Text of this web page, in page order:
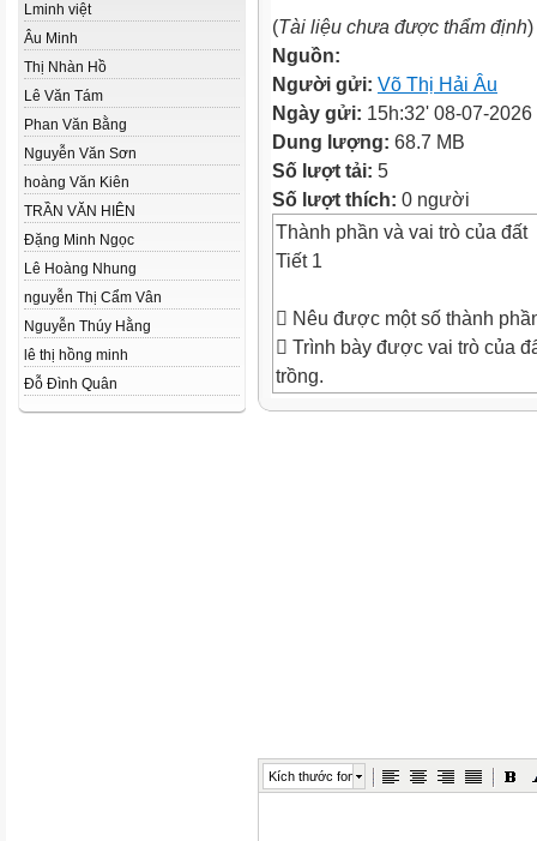
Lminh việt
Âu Minh
Thị Nhàn Hồ
Lê Văn Tám
Phan Văn Bằng
Nguyễn Văn Sơn
hoàng Văn Kiên
TRẦN VĂN HIÊN
Đặng Minh Ngọc
Lê Hoàng Nhung
nguyễn Thị Cẩm Vân
Nguyễn Thúy Hằng
lê thị hồng minh
Đỗ Đình Quân
(Tài liệu chưa được thẩm định)
Nguồn:
Người gửi: Võ Thị Hải Âu
Ngày gửi: 15h:32' 08-07-2026
Dung lượng: 68.7 MB
Số lượt tải: 5
Số lượt thích: 0 người
Thành phần và vai trò của đất
Tiết 1
 Nêu được một số thành
 Trình bày được vai trò của
trồng.
Kích thước font